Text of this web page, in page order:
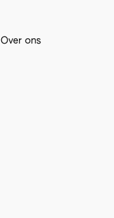
Over ons